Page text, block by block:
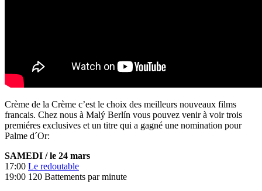
Crème de la Crème c’est le choix des meilleurs nouveaux films
francais. Chez nous à Malý Berlín vous pouvez venir à voir trois
premiéres exclusives et un titre qui a gagné une nomination pour
Palme d´Or:
SAMEDI / le 24 mars
17:00 Le redoutable
19:00 120 Battements par minute